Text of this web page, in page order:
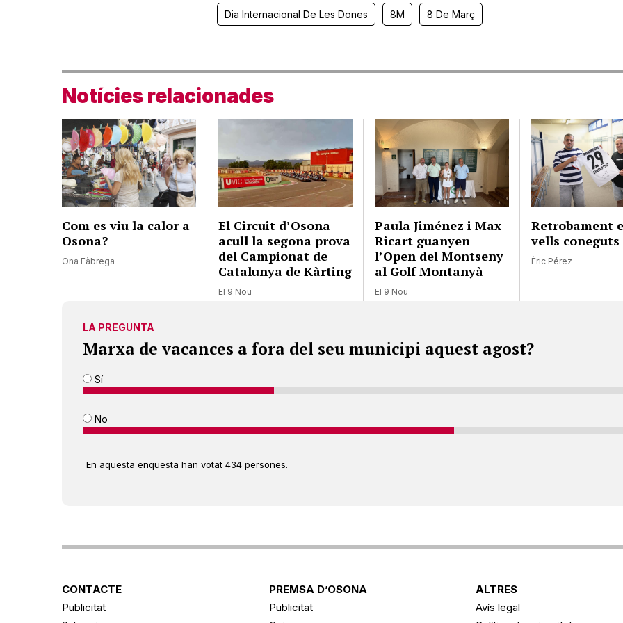
Dia Internacional De Les Dones 8M 8 De Març
Notícies relacionades
Com es viu la calor a
Osona?
Ona Fàbrega
El Circuit d’Osona
acull la segona prova
del Campionat de
Catalunya de Kàrting
El 9 Nou
Paula Jiménez i Max
Ricart guanyen
l’Open del Montseny
al Golf Montanyà
El 9 Nou
Retrobament
vells coneguts
Èric Pérez
LA PREGUNTA
Marxa de vacances a fora del seu municipi aquest agost?
Sí
No
En aquesta enquesta han votat 434 persones.
CONTACTE
Publicitat
PREMSA D’OSONA
Publicitat
ALTRES
Avís legal